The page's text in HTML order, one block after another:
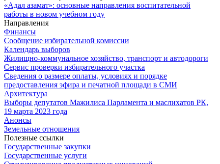
«Адал азамат»: основные направления воспитательной
работы в новом учебном году
Направления
Финансы
Сообщение избирательной комиссии
Календарь выборов
Жилищно-коммунальное хозяйство, транспорт и автодороги
Сервис проверки избирательного участка
Сведения о размере оплаты, условиях и порядке
предоставления эфира и печатной площади в СМИ
Архитектура
Выборы депутатов Мажилиса Парламента и маслихатов РК,
19 марта 2023 года
Анонсы
Земельные отношения
Полезные ссылки
Государственные закупки
Государственные услуги